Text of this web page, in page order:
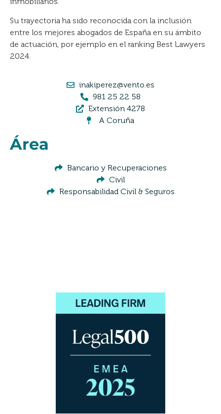
Su trayectoria ha sido reconocida con la inclusión
entre los mejores abogados de España en su ámbito
de actuación, por ejemplo en el ranking Best Lawyers
2024.
inakiperez@vento.es
981 25 22 58
Extensión 4278
A Coruña
Área
Bancario y Recuperaciones
Civil
Responsabilidad Civil & Seguros